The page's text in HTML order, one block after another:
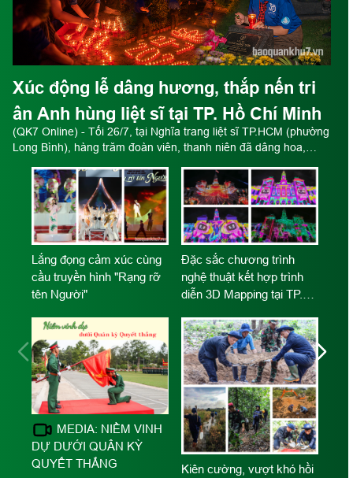
Xúc động lễ dâng hương, thắp nến tri
ân Anh hùng liệt sĩ tại TP. Hồ Chí Minh
(QK7 Online) - Tối 26/7, tại Nghĩa trang liệt sĩ TP.HCM (phường
Long Bình), hàng trăm đoàn viên, thanh niên đã dâng hoa,
niệm 79 năm Ngày Thương binh - Liệt sĩ.
Lắng đọng cảm xúc cùng
cầu truyền hình "Rạng rỡ
tên Người"
Đặc sắc chương trình
nghệ thuật kết hợp trình
diễn 3D Mapping tại TP.
MEDIA: NIỀM VINH
DỰ DƯỚI QUÂN KỲ
QUYẾT THẮNG
Kiên cường, vượt khó hồi